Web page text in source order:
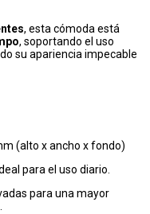
, esta cómoda está
, soportando el uso
su apariencia impecable
(alto x ancho x fondo)
para el uso diario.
para una mayor